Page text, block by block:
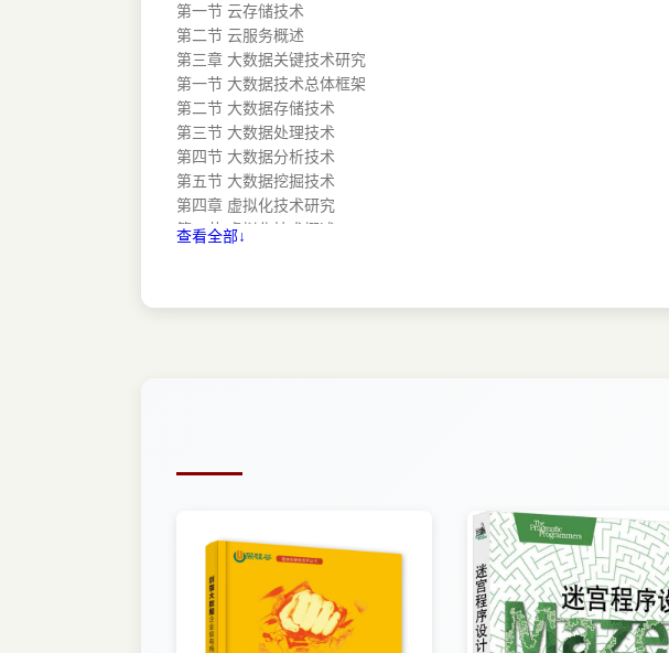
第一节 云存储技术
第二节 云服务概述
第三章 大数据关键技术研究
第一节 大数据技术总体框架
第二节 大数据存储技术
第三节 大数据处理技术
第四节 大数据分析技术
第五节 大数据挖掘技术
第四章 虚拟化技术研究
第一节 虚拟化技术概述
第二节 ECL语言概述
第二节 搭建Storm开发环境
第八章 基于云计算大数据处理的安全与隐私研究
第一节 大数据时代的安全挑战
第二节 解决信息安全问题的技术研究
第三节 大数据隐私的保护分析
查看全部↓